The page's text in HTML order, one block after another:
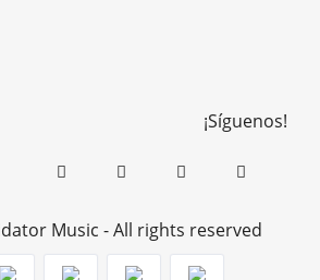
¡Síguenos!
Music - All rights reserved